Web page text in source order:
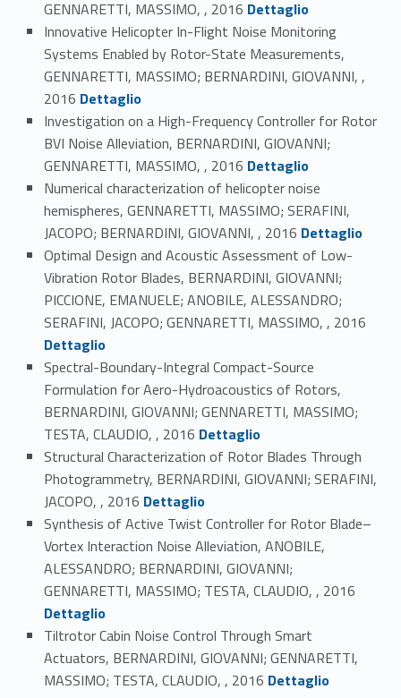
GENNARETTI, MASSIMO, , 2016 Dettaglio
Innovative Helicopter In-Flight Noise Monitoring
Systems Enabled by Rotor-State Measurements,
GENNARETTI, MASSIMO; BERNARDINI, GIOVANNI, ,
2016 Link identifier #identifier_person_69890-43
Dettaglio
Investigation on a High-Frequency Controller for Rotor
BVI Noise Alleviation, BERNARDINI, GIOVANNI;
GENNARETTI, MASSIMO, , 2016 Link identifier #identifier_person_5130-44
Dettaglio
Numerical characterization of helicopter noise
hemispheres, GENNARETTI, MASSIMO; SERAFINI,
JACOPO; BERNARDINI, GIOVANNI, , 2016 Link identifier #identifier_person_81460-45
Dettaglio
Optimal Design and Acoustic Assessment of Low-
Vibration Rotor Blades, BERNARDINI, GIOVANNI;
PICCIONE, EMANUELE; ANOBILE, ALESSANDRO;
SERAFINI, JACOPO; GENNARETTI, MASSIMO, , 2016
Dettaglio
Spectral-Boundary-Integral Compact-Source
Formulation for Aero-Hydroacoustics of Rotors,
BERNARDINI, GIOVANNI; GENNARETTI, MASSIMO;
TESTA, CLAUDIO, , 2016Link identifier #identifier_person_175184-47Dettaglio
Structural Characterization of Rotor Blades Through
Photogrammetry, BERNARDINI, GIOVANNI; SERAFINI,
JACOPO, , 2016 Link identifier #identifier_person_60585-48
Dettaglio
Synthesis of Active Twist Controller for Rotor Blade–
Vortex Interaction Noise Alleviation, ANOBILE,
ALESSANDRO; BERNARDINI, GIOVANNI;
GENNARETTI, MASSIMO; TESTA, CLAUDIO, , 2016
Dettaglio
Tiltrotor Cabin Noise Control Through Smart
Actuators, BERNARDINI, GIOVANNI; GENNARETTI,
MASSIMO; TESTA, CLAUDIO, , 2016Link identifier #identifier_person_114674-50Dettaglio